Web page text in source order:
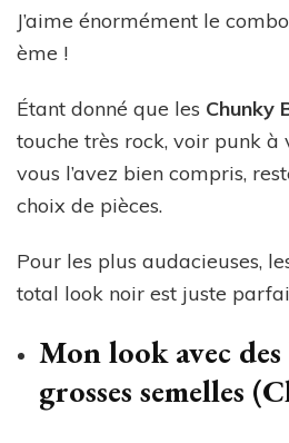
J’aime énormément le
ème !
Étant donné que les Chunky
touche très rock, voir punk à
vous l’avez bien compris,
choix de pièces.
Pour les plus audacieuses,
total look noir est juste
Mon look avec
grosses semelles